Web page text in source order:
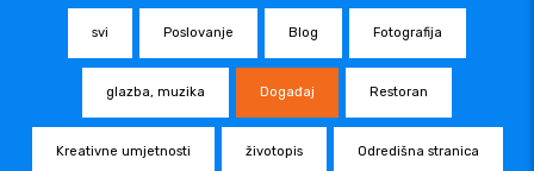
svi Poslovanje Blog Fotografija
glazba, muzika Događaj Restoran
Kreativne umjetnosti životopis Odredišna stranica